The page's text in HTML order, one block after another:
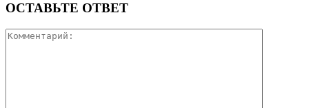
ОСТАВЬТЕ ОТВЕТ